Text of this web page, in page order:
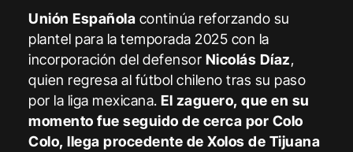
Unión Española continúa reforzando su
plantel para la temporada 2025 con la
incorporación del defensor Nicolás Díaz,
quien regresa al fútbol chileno tras su paso
por la liga mexicana.El zaguero, que en su
momento fue seguido de cerca por Colo
Colo, llega procedente de Xolos de Tijuana